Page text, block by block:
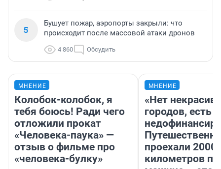
5
Бушует пожар, аэропорты закрыли: что
происходит после массовой атаки дронов
4 860 Обсудить
МНЕНИЕ
Колобок-колобок, я
тебя боюсь! Ради чего
отложили прокат
«Человека-паука» —
отзыв о фильме про
«человека-булку»
МНЕНИЕ
«Нет
городов, есть
проехали 2000
километров по